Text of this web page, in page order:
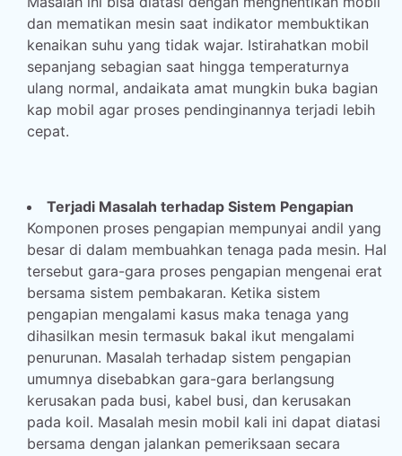
dan mematikan mesin saat indikator membuktikan
kenaikan suhu yang tidak wajar. Istirahatkan mobil
sepanjang sebagian saat hingga temperaturnya
ulang normal, andaikata amat mungkin buka bagian
kap mobil agar proses pendinginannya terjadi lebih
cepat.
Terjadi Masalah terhadap Sistem Pengapian
Komponen proses pengapian mempunyai andil yang
besar di dalam membuahkan tenaga pada mesin. Hal
tersebut gara-gara proses pengapian mengenai erat
bersama sistem pembakaran. Ketika sistem
pengapian mengalami kasus maka tenaga yang
dihasilkan mesin termasuk bakal ikut mengalami
penurunan. Masalah terhadap sistem pengapian
umumnya disebabkan gara-gara berlangsung
kerusakan pada busi, kabel busi, dan kerusakan
pada koil. Masalah mesin mobil kali ini dapat diatasi
bersama dengan jalankan pemeriksaan secara